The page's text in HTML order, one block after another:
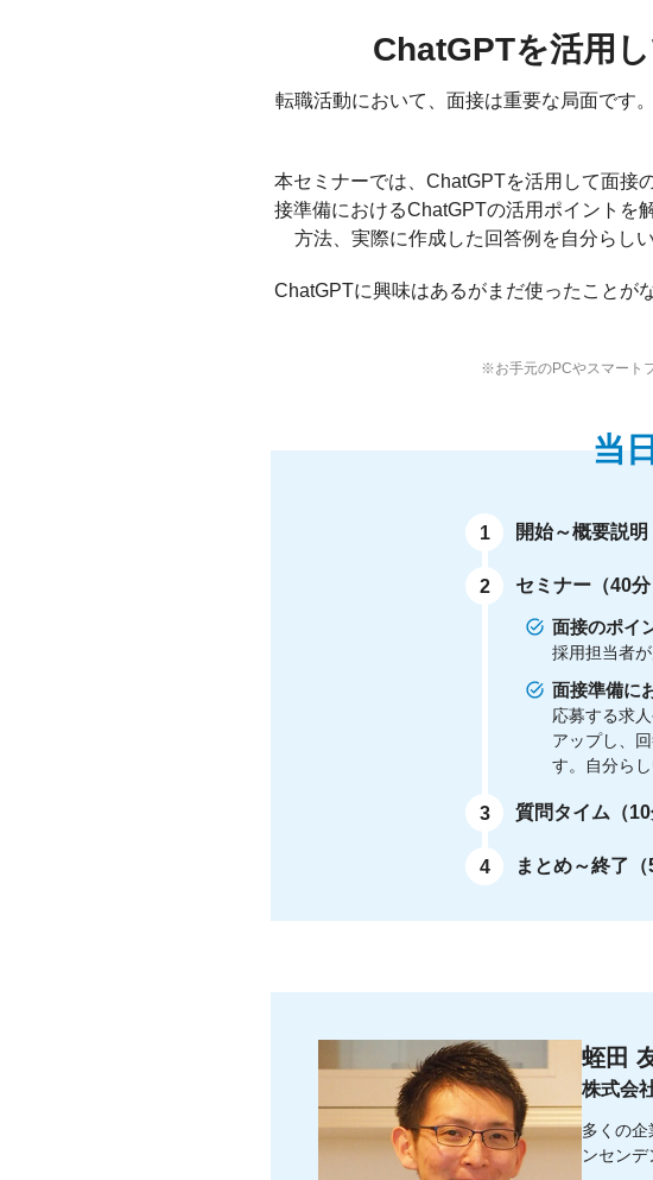
ChatGPTを活用
転職活動において、面接は重要な局面です
本セミナーでは、ChatGPTを活用して面接
接準備におけるChatGPTの活用ポイントを
方法、実際に作成した回答例を自分らし
ChatGPTに興味はあるがまだ使ったことが
※お手元のPCやスマート
当
1 開始～概要説明
2 セミナー（40分
面接のポイ
採用担当者
面接準備に
応募する求
アップし、
す。自分ら
3 質問タイム（10
4 まとめ～終了（
蛭田
株式会
多くの
ンセンデ